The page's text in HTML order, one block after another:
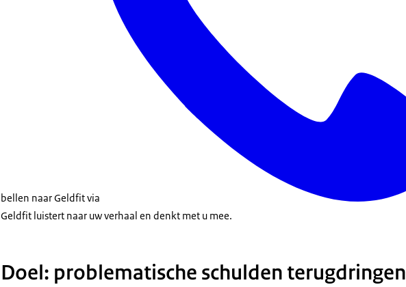
bellen naar Geldfit via
Geldfit luistert naar uw verhaal en denkt met u mee.
Doel: problematische schulden terugdringen